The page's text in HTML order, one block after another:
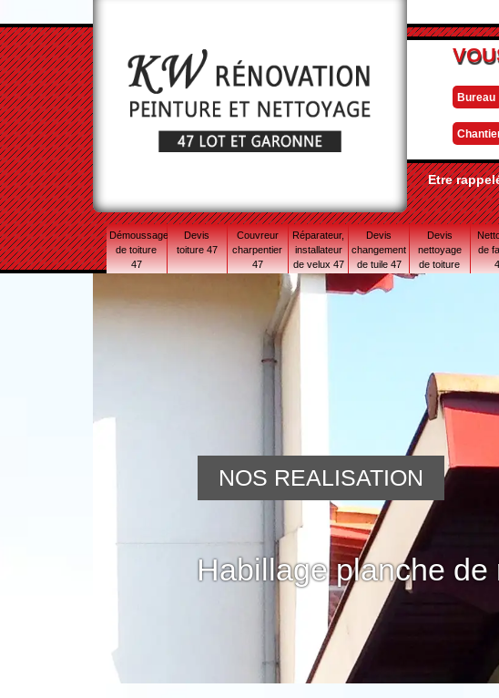
Bureau
Etre
Démoussage
de toiture
47
Devis
toiture 47
Couvreur
charpentier
47
Réparateur,
installateur
de velux 47
Devis
changement
de tuile 47
Devis
nettoyage
de toiture
de
Habillage planche de
NOS REALISATION